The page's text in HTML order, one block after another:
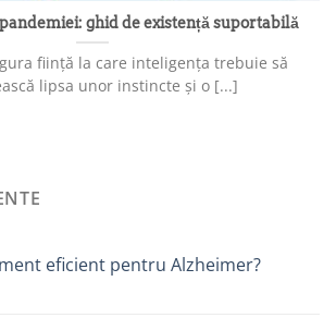
ghid de existență suportabilă
ființă la care inteligența trebuie să
lipsa unor instincte și o [...]
eficient pentru Alzheimer?